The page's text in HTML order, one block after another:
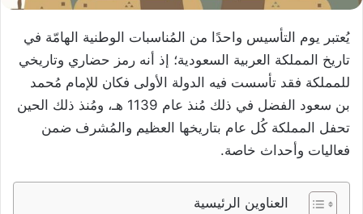
يُعتبر يوم التأسيس واحدًا من المُناسبات الوطنية الهامّة في
تاريخ المملكة العربية السعودية؛ إذ أنه رمز حضاري وتاريخي
للمملكة فقد تأسست فيه الدولة الأولى فكان للإمام مُحمد
بن سعود الفضل في ذلك مُنذ عام 1139 هـ، ومُنذ ذلك الحين
تحفل المملكة كُل عام بتاريخها العظيم والمُشرف ضمن
فعاليات وأحداث خاصة.
العناوين الرئيسية